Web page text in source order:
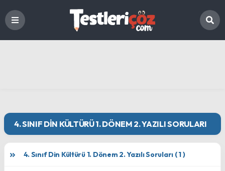
4. SINIF DIN KÜLTÜRÜ 1. DÖNEM 2. YAZILI SORULARI
4. Sınıf Din Kültürü 1. Dönem 2. Yazılı Soruları ( 1 )